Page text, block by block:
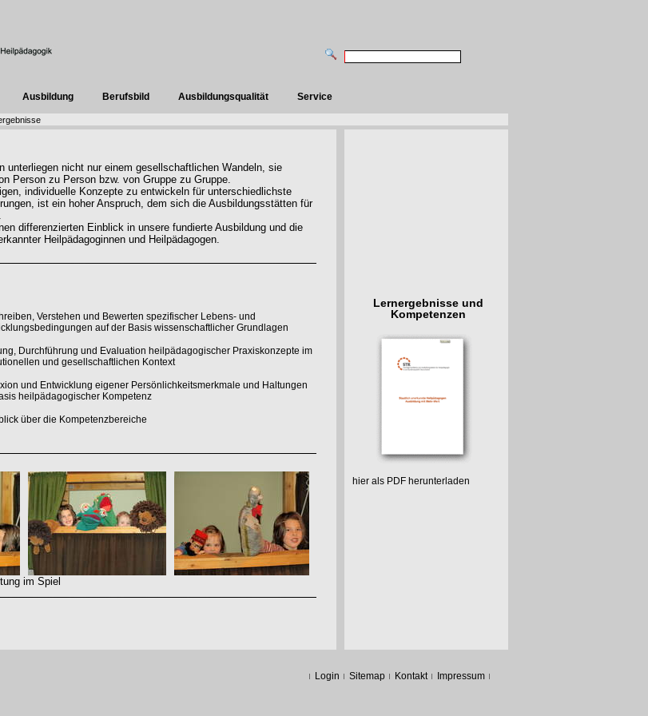
Ausbildung Berufsbild Ausbildungsqualität Service
unterliegen nicht nur einem gesellschaftlichen Wandeln, sie
Person zu Person bzw. von Gruppe zu Gruppe.
individuelle Konzepte zu entwickeln für unterschiedlichste
ist ein hoher Anspruch, dem sich die Ausbildungsstätten für
differenzierten Einblick in unsere fundierte Ausbildung und die
Heilpädagoginnen und Heilpädagogen.
Verstehen und Bewerten spezifischer Lebens- und
auf der Basis wissenschaftlicher Grundlagen
Durchführung und Evaluation heilpädagogischer Praxiskonzepte im
und gesellschaftlichen Kontext
und Entwicklung eigener Persönlichkeitsmerkmale und Haltungen
heilpädagogischer Kompetenz
über die Kompetenzbereiche
im Spiel
Lernergebnisse und
Kompetenzen
hier als PDF herunterladen
Login Sitemap Kontakt Impressum